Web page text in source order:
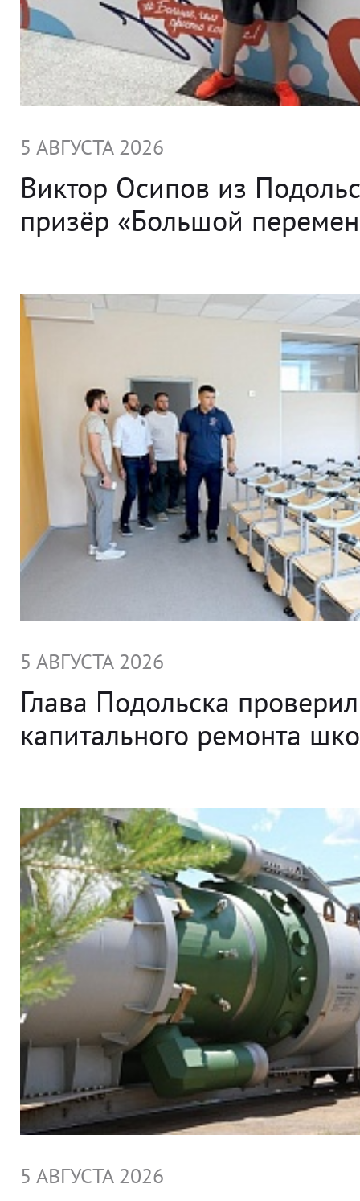
5 АВГУСТА 2026
Виктор Осипов из
призёр «Большой
5 АВГУСТА 2026
Глава Подольска
капитального ремонта
5 АВГУСТА 2026